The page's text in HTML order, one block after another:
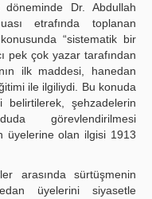
Dr. Abdullah
etrafında toplanan
“sistematik bir
pek çok yazar tarafından
ilk maddesi, hanedan
ile ilgiliydi. Bu konuda
belirtilerek, şehzadelerin
görevlendirilmesi
üyelerine olan ilgisi 1913
arasında sürtüşmenin
üyelerini siyasetle